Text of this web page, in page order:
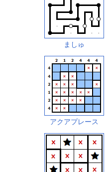
ましゅ
アクアプレース